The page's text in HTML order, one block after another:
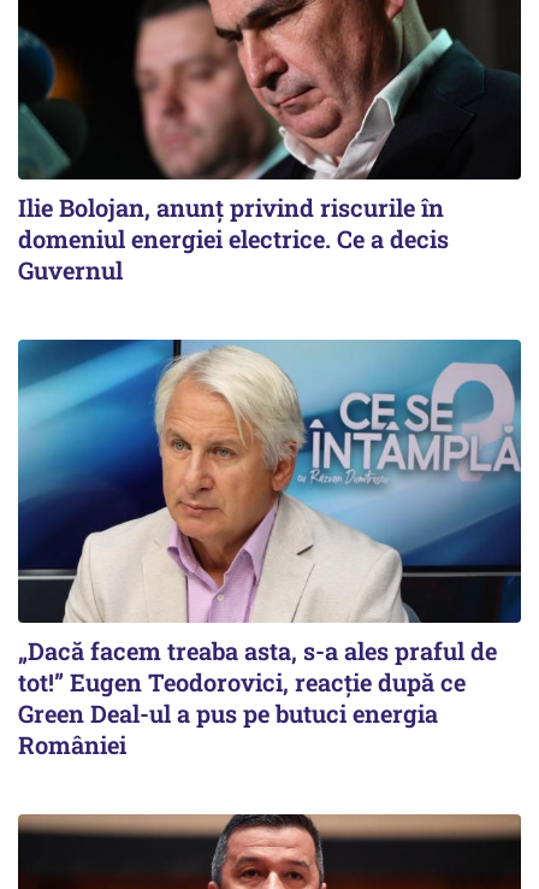
Ilie Bolojan, anunț privind riscurile în
domeniul energiei electrice. Ce a decis
Guvernul
„Dacă facem treaba asta, s-a ales praful de
tot!” Eugen Teodorovici, reacție după ce
Green Deal-ul a pus pe butuci energia
României